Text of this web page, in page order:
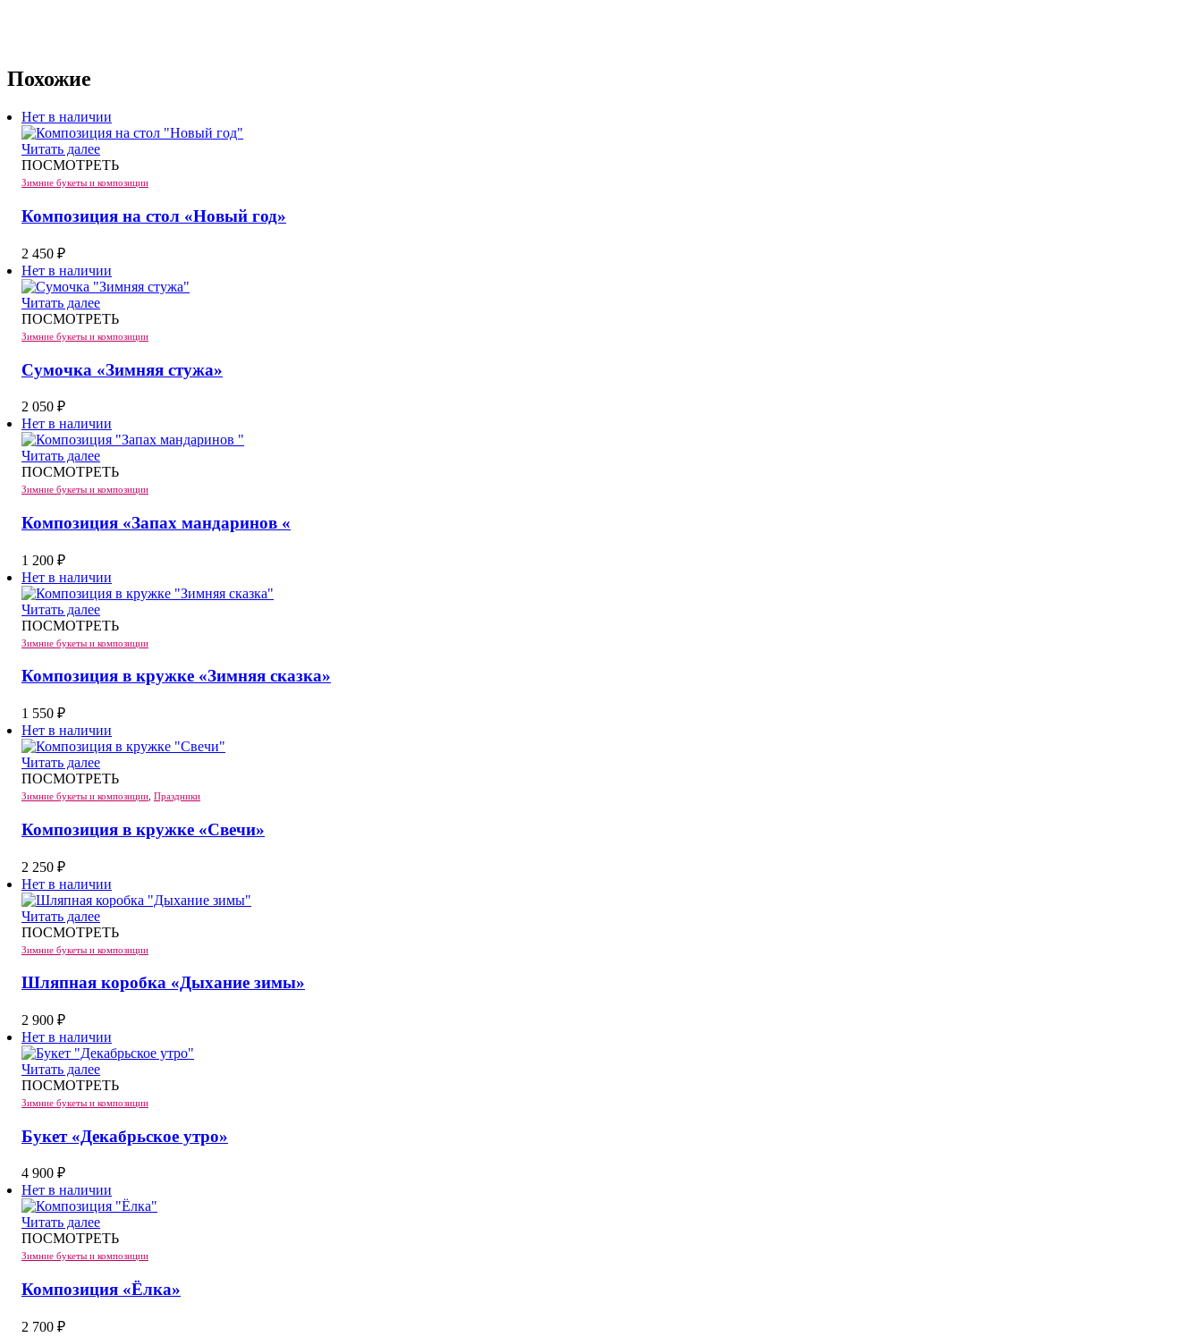
Похожие
Нет в наличии
Читать далее
ПОСМОТРЕТЬ
Зимние букеты и композиции
Композиция на стол «Новый год»
2 450 ₽
Нет в наличии
Читать далее
ПОСМОТРЕТЬ
Зимние букеты и композиции
Сумочка «Зимняя стужа»
2 050 ₽
Нет в наличии
Читать далее
ПОСМОТРЕТЬ
Зимние букеты и композиции
Композиция «Запах мандаринов «
1 200 ₽
Нет в наличии
Читать далее
ПОСМОТРЕТЬ
Зимние букеты и композиции
Композиция в кружке «Зимняя сказка»
1 550 ₽
Нет в наличии
Читать далее
ПОСМОТРЕТЬ
Зимние букеты и композиции Праздники
Композиция в кружке «Свечи»
2 250 ₽
Нет в наличии
Читать далее
ПОСМОТРЕТЬ
Зимние букеты и композиции
Шляпная коробка «Дыхание зимы»
2 900 ₽
Нет в наличии
Читать далее
ПОСМОТРЕТЬ
Зимние букеты и композиции
Букет «Декабрьское утро»
4 900 ₽
Нет в наличии
Читать далее
ПОСМОТРЕТЬ
Зимние букеты и композиции
Композиция «Ёлка»
2 700 ₽